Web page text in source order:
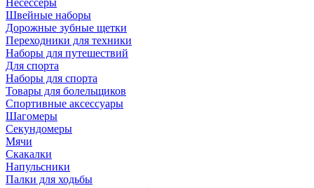
Несессеры
Швейные наборы
Дорожные зубные щетки
Переходники для техники
Наборы для путешествий
Для спорта
Наборы для спорта
Товары для болельщиков
Спортивные аксессуары
Шагомеры
Секундомеры
Мячи
Скакалки
Напульсники
Палки для ходьбы